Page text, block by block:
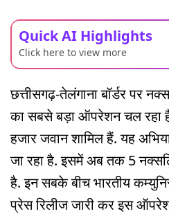
Quick AI Highlights
Click here to view more
छत्तीसगढ़-तेलंगाना बॉर्डर पर
का सबसे बड़ा ऑपरेशन चल रहा
हजार जवान शामिल हैं. यह
जा रहा है. इसमें अब तक 5
है. इन सबके बीच भारतीय
प्रेस रिलीज जारी कर इस